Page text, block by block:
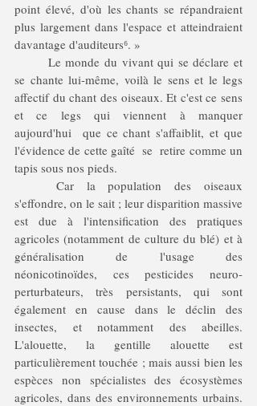
point élevé, d'où les chants se répandraient
plus largement dans l'espace et atteindraient
davantage d'auditeurs⁶. »
se chante lui-même, voilà le sens et le legs
affectif du chant des oiseaux. Et c'est ce sens
et ce legs qui viennent à manquer
aujourd'hui  que ce chant s'affaiblit, et que
l'évidence de cette gaîté  se  retire comme un
tapis sous nos pieds.
s'effondre, on le sait ; leur disparition massive
est due à l'intensification des pratiques
agricoles (notamment de culture du blé) et à
généralisation de l'usage des
néonicotinoïdes, ces pesticides neuro-
perturbateurs, très persistants, qui sont
également en cause dans le déclin des
insectes, et notamment des abeilles.
L'alouette, la gentille alouette est
particulièrement touchée ; mais aussi bien les
espèces non spécialistes des écosystèmes
agricoles, dans des environnements urbains.